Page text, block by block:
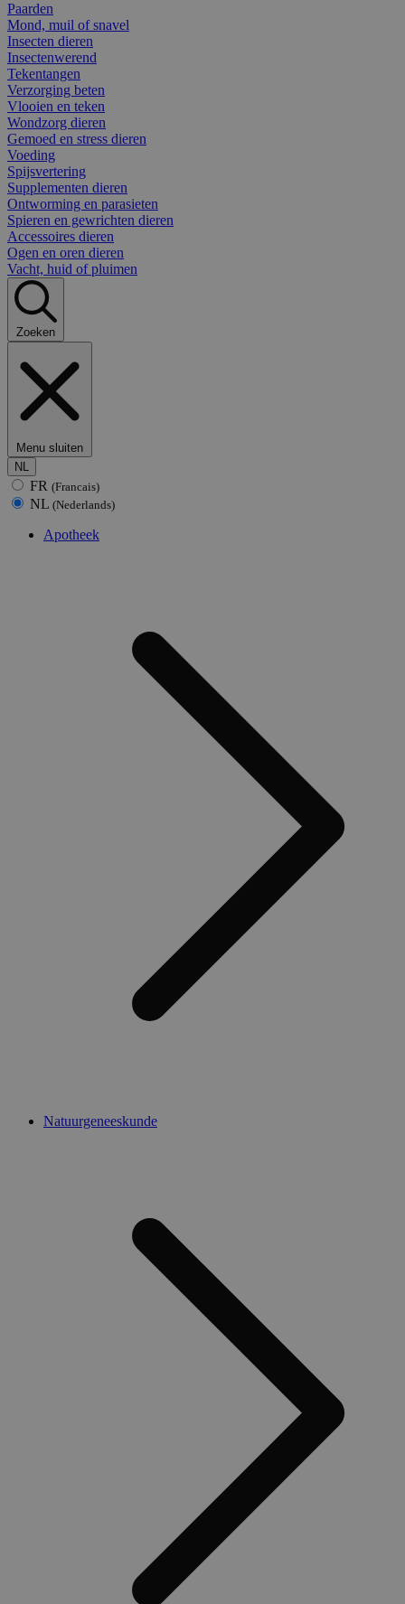
Paarden
Mond, muil of snavel
Insecten dieren
Insectenwerend
Tekentangen
Verzorging beten
Vlooien en teken
Wondzorg dieren
Gemoed en stress dieren
Voeding
Spijsvertering
Supplementen dieren
Ontworming en parasieten
Spieren en gewrichten dieren
Accessoires dieren
Ogen en oren dieren
Vacht, huid of pluimen
Zoeken
Menu sluiten
NL
FR (Francais)
NL (Nederlands)
Apotheek
Natuurgeneeskunde